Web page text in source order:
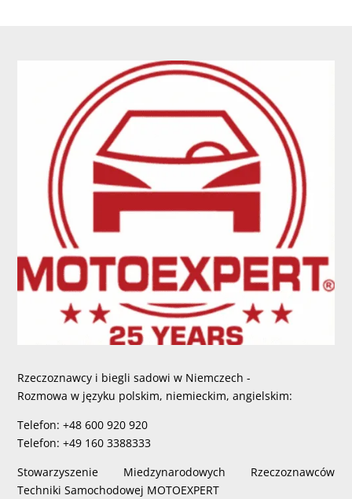
Rzeczoznawcy i biegli sadowi w Niemczech -
Rozmowa w języku polskim, niemieckim, angielskim:
Telefon: +48 600 920 920
Telefon: +49 160 3388333
Stowarzyszenie Miedzynarodowych Rzeczoznawców
Techniki Samochodowej MOTOEXPERT